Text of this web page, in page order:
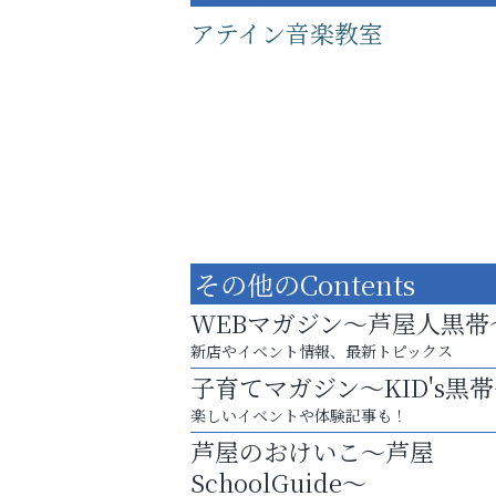
アテイン音楽教室
あなたらしく奏でる、音楽の時間
整体院エスコート・芦屋サ
ン
その他のContents
WEBマガジン～芦屋人黒帯
新店やイベント情報、最新トピックス
子育てマガジン～KID's黒
楽しいイベントや体験記事も！
芦屋のおけいこ～芦屋
SchoolGuide～